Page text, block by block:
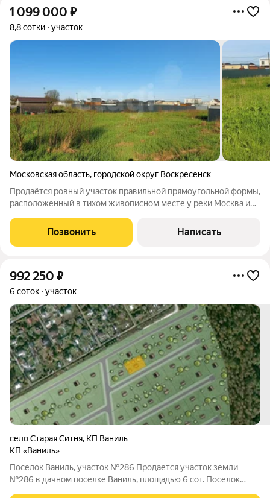
1 099 000 ₽
8,8 сотки участок
Московская область, городской округ Воскресенск
Продаётся ровный участок правильной прямоугольной формы,
расположенный в тихом живописном месте у реки Москва и
условия для отдыха и загородной жизни. Правильная форма
упрощают планировку
Позвонить Написать
992 250 ₽
6 соток участок
село Старая Ситня, КП Ваниль
КП «Ваниль»
Поселок Ваниль, участок №286 Продается участок земли
№286 в дачном поселке Ваниль, площадью 6 сот. Поселок